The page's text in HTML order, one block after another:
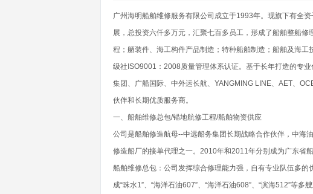
广州海明船舶维修服务有限公司成立于1993年。现旗下有全
展，总投资六仟多万元，汇聚七百多员工，形成了船舶整船
程；舾装件、海工构件产品制造；特种船舶制造；船舶及海
级社ISO9001：2008质量管理体系认证。基于长年打造的专
集团、广船国际、中外运长航、YANGMING LINE、AET、
伙伴和长期优质服务商。
一、船舶维修总包/锚地航修工程/船舶物资供应
公司是船舶修造航母--中远船务集团长期战略合作伙伴，中海
修造船厂的接单代理之一。2010年和2011年分别成为广东省
船舶维修总包：公司发挥综合修理能力强，自有专业队伍多
成“珠水1”、“海洋石油607”、“海洋石油608”、“滨海512”等